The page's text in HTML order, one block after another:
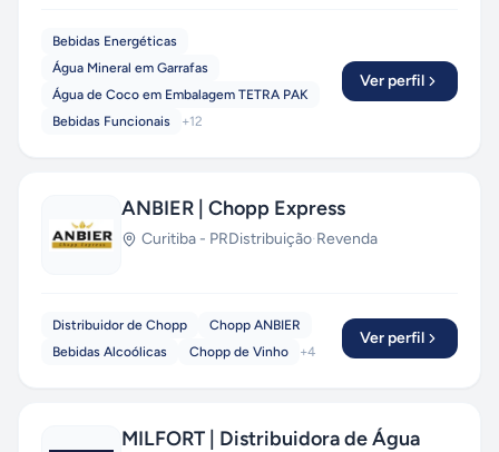
Bebidas Energéticas
Água Mineral em Garrafas
Água de Coco em Embalagem TETRA PAK
Bebidas Funcionais
+12
Ver perfil
ANBIER | Chopp Express
Curitiba - PRDistribuição·Revenda
Distribuidor de Chopp
Chopp ANBIER
Bebidas Alcoólicas
Chopp de Vinho +4
Ver perfil
MILFORT | Distribuidora de Água